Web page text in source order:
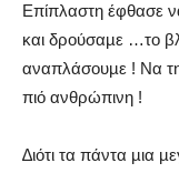
Επίπλαστη έφθασε
και δρούσαµε …το
αναπλάσουµε ! Να
πιό ανθρώπινη !
∆ιότι τα πάντα µια